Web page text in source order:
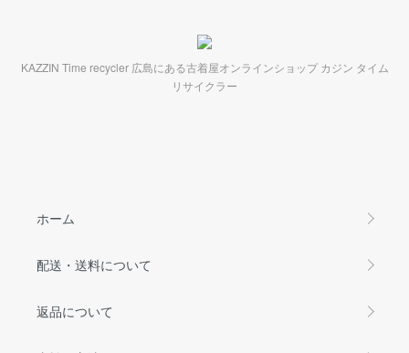
KAZZIN Time recycler 広島にある古着屋オンラインショップ カジン タイム
リサイクラー
ホーム
配送・送料について
返品について